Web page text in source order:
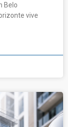
Belo
vive